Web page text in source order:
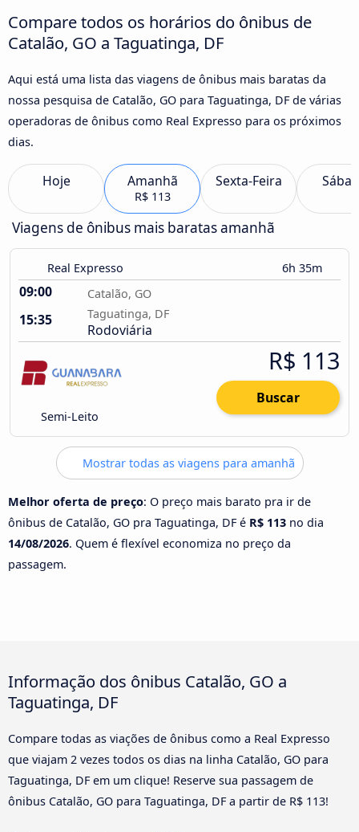
Compare todos os horários do ônibus de
Catalão, GO a Taguatinga, DF
Aqui está uma lista das viagens de ônibus mais baratas da
nossa pesquisa de Catalão, GO para Taguatinga, DF de várias
operadoras de ônibus como Real Expresso para os próximos
dias.
Hoje Amanhã
R$ 113
Sexta-Feira
Viagens de ônibus mais baratas amanhã
Real Expresso 6h 35m
09:00 Catalão, GO
15:35 Taguatinga, DF
Rodoviária
Semi-Leito
R$ 113
Buscar
Mostrar todas as viagens para amanhã
Melhor oferta de preço: O preço mais barato pra ir de
ônibus de Catalão, GO pra Taguatinga, DF é R$ 113 no dia
14/08/2026. Quem é flexível economiza no preço da
passagem.
Informação dos ônibus Catalão, GO a
Taguatinga, DF
Compare todas as viações de ônibus como a Real Expresso
que viajam 2 vezes todos os dias na linha Catalão, GO para
Taguatinga, DF em um clique! Reserve sua passagem de
ônibus Catalão, GO para Taguatinga, DF a partir de R$ 113!